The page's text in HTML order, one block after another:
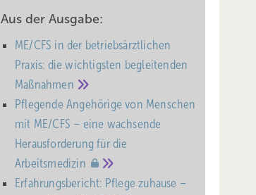
Aus der Ausgabe:
ME/CFS in der betriebsärztlichen
Praxis: die wichtigsten begleitenden
Maßnahmen
Pflegende Angehörige von Menschen
mit ME/CFS – eine wachsende
Heraus­forderung für die
Arbeitsmedizin
Erfahrungsbericht: Pflege zuhause –